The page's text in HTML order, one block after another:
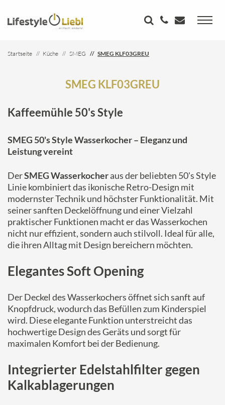
Startseite Küche SMEG SMEG KLF03GREU
SMEG KLF03GREU
Kaffeemühle 50's Style
SMEG 50's Style Wasserkocher – Eleganz und
Leistung vereint
DerSMEG Wasserkocheraus der beliebten 50's Style
Linie kombiniert das ikonische Retro-Design mit
modernster Technik und höchster Funktionalität. Mit
seiner sanften Deckelöffnung und einer Vielzahl
praktischer Funktionen macht er das Wasserkochen
nicht nur effizient, sondern auch stilvoll. Ideal für alle,
die ihren Alltag mit Design bereichern möchten.
Elegantes Soft Opening
Der Deckel des Wasserkochers öffnet sich sanft auf
Knopfdruck, wodurch das Befüllen zum Kinderspiel
wird. Diese elegante Funktion unterstreicht das
hochwertige Design des Geräts und sorgt für
maximalen Komfort bei der Bedienung.
Integrierter Edelstahlfilter gegen
Kalkablagerungen